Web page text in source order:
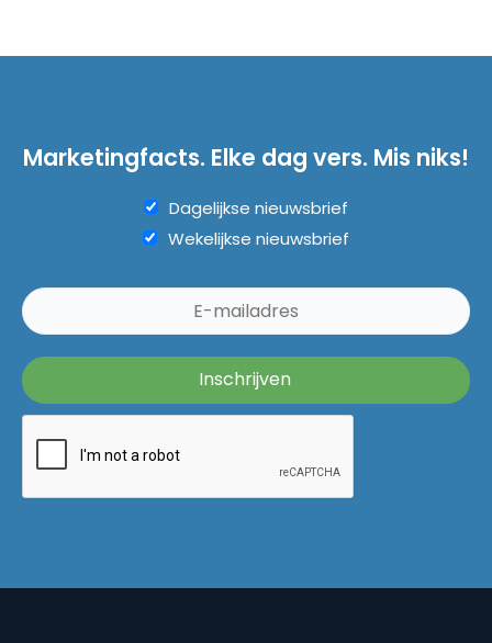
Marketingfacts. Elke dag vers. Mis niks!
Dagelijkse nieuwsbrief
Wekelijkse nieuwsbrief